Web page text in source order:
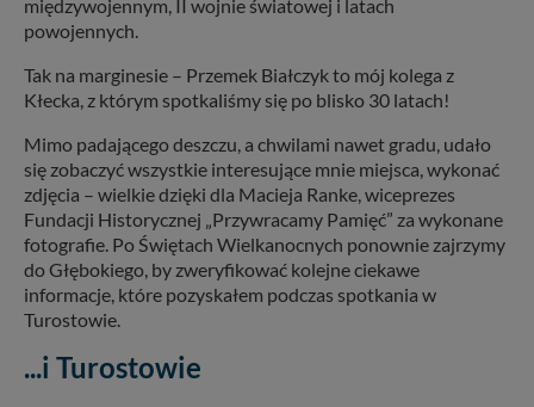
międzywojennym, II wojnie światowej i latach
powojennych.
Tak na marginesie – Przemek Białczyk to mój kolega z
Kłecka, z którym spotkaliśmy się po blisko 30 latach!
Mimo padającego deszczu, a chwilami nawet gradu, udało
się zobaczyć wszystkie interesujące mnie miejsca, wykonać
zdjęcia – wielkie dzięki dla Macieja Ranke, wiceprezes
Fundacji Historycznej „Przywracamy Pamięć” za wykonane
fotografie. Po Świętach Wielkanocnych ponownie zajrzymy
do Głębokiego, by zweryfikować kolejne ciekawe
informacje, które pozyskałem podczas spotkania w
Turostowie.
...i Turostowie